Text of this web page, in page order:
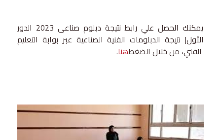
يمكنك الحصل علي رابط نتيجة دبلوم صناعى 2023 الدور
الأول| نتيجة الدبلومات الفنية الصناعية عبر بوابة التعليم
هنا.